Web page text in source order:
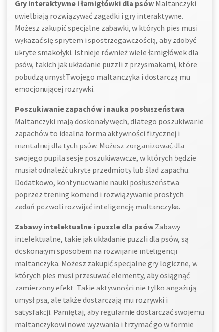
Gry interaktywne i łamigłówki dla psów Maltanczyki
uwielbiają rozwiązywać zagadki i gry interaktywne.
Możesz zakupić specjalne zabawki, w których pies musi
wykazać się sprytem i spostrzegawczością, aby zdobyć
ukryte smakołyki. Istnieje również wiele łamigłówek dla
psów, takich jak układanie puzzli z przysmakami, które
pobudzą umysł Twojego maltanczyka i dostarczą mu
emocjonującej rozrywki.
Poszukiwanie zapachów i nauka posłuszeństwa
Maltanczyki mają doskonały węch, dlatego poszukiwanie
zapachów to idealna forma aktywności fizycznej i
mentalnej dla tych psów. Możesz zorganizować dla
swojego pupila sesje poszukiwawcze, w których będzie
musiał odnaleźć ukryte przedmioty lub ślad zapachu.
Dodatkowo, kontynuowanie nauki posłuszeństwa
poprzez trening komend i rozwiązywanie prostych
zadań pozwoli rozwijać inteligencję maltanczyka.
Zabawy intelektualne i puzzle dla psów Zabawy
intelektualne, takie jak układanie puzzli dla psów, są
doskonałym sposobem na rozwijanie inteligencji
maltanczyka. Możesz zakupić specjalne gry logiczne, w
których pies musi przesuwać elementy, aby osiągnąć
zamierzony efekt. Takie aktywności nie tylko angażują
umysł psa, ale także dostarczają mu rozrywki i
satysfakcji. Pamiętaj, aby regularnie dostarczać swojemu
maltanczykowi nowe wyzwania i trzymać go w formie